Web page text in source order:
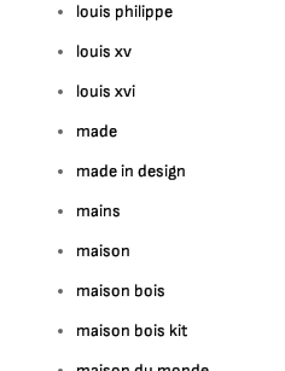
louis philippe
louis xv
louis xvi
made
made in design
mains
maison
maison bois
maison bois kit